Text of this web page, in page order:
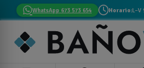
WhatsApp 673 573 654 Horario:L–V